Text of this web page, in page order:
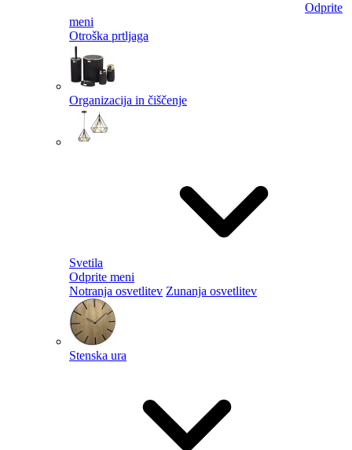
Odprite
meni
Otroška prtljaga
Organizacija in čiščenje
Svetila
Odprite meni
Notranja osvetlitev Zunanja osvetlitev
Stenska ura